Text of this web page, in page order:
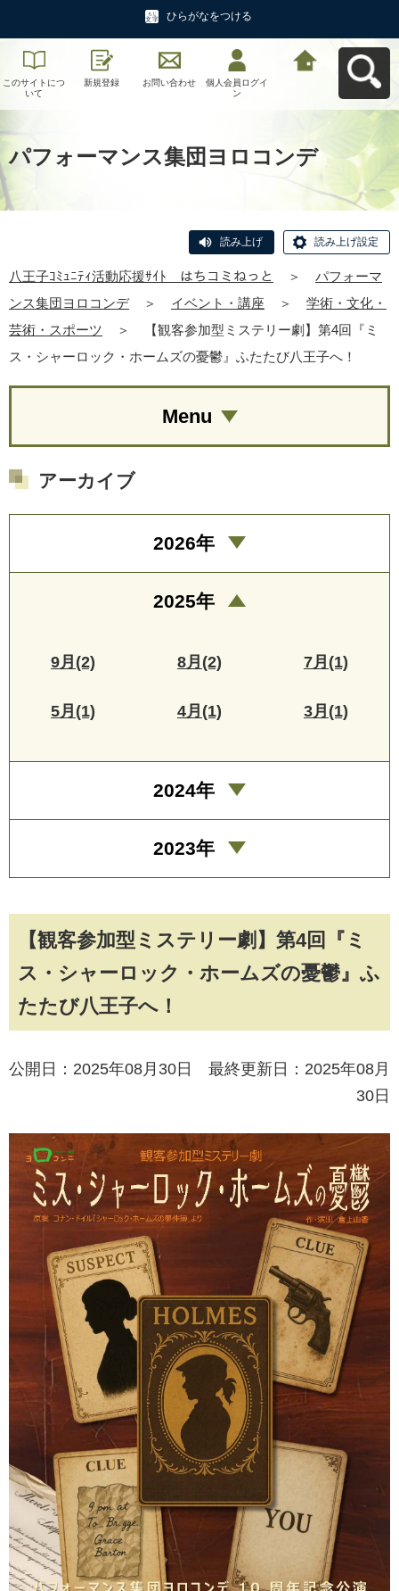
ひらがなをつける
このサイトにつ
いて
新規登録 お問い合わせ
個人会員ログイ
ン
パフォーマンス集団ヨロコンデ
読み上げ 読み上げ設定
八王子ｺﾐｭﾆﾃｨ活動応援ｻｲﾄ はちコミねっと ＞
パフォーマ
ンス集団ヨロコンデ
＞ イベント・講座 ＞
学術・文化・
芸術・スポーツ
＞
【観客参加型ミステリー劇】第4回『ミ
ス・シャーロック・ホームズの憂鬱』ふたたび八王子へ！
【観客参加型ミステリー劇】第4回『ミ
ス・シャーロック・ホームズの憂鬱』ふ
たたび八王子へ！
公開日：2025年08月30日 最終更新日：2025年08月
30日
Menu
アーカイブ
2026年
2025年
9月(2) 8月(2) 7月(1)
5月(1) 4月(1) 3月(1)
2024年
2023年